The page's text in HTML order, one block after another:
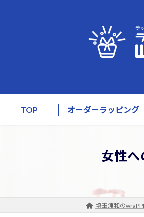
TOP オーダーラッピング
女性へ
埼玉浦和の